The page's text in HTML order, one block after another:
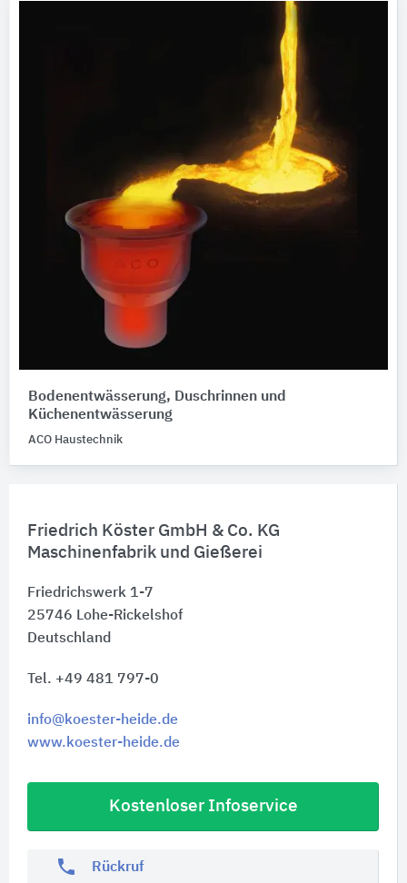
Friedrich Köster GmbH & Co. KG
Maschinenfabrik und Gießerei
Friedrichswerk 1-7
25746 Lohe-Rickelshof
Deutschland
Tel. +49 481 797-0
info@koester-heide.de
www.koester-heide.de
Kostenloser Infoservice
phone Rückruf
Bodenentwässerung, Duschrinnen und
Küchenentwässerung
ACO Haustechnik